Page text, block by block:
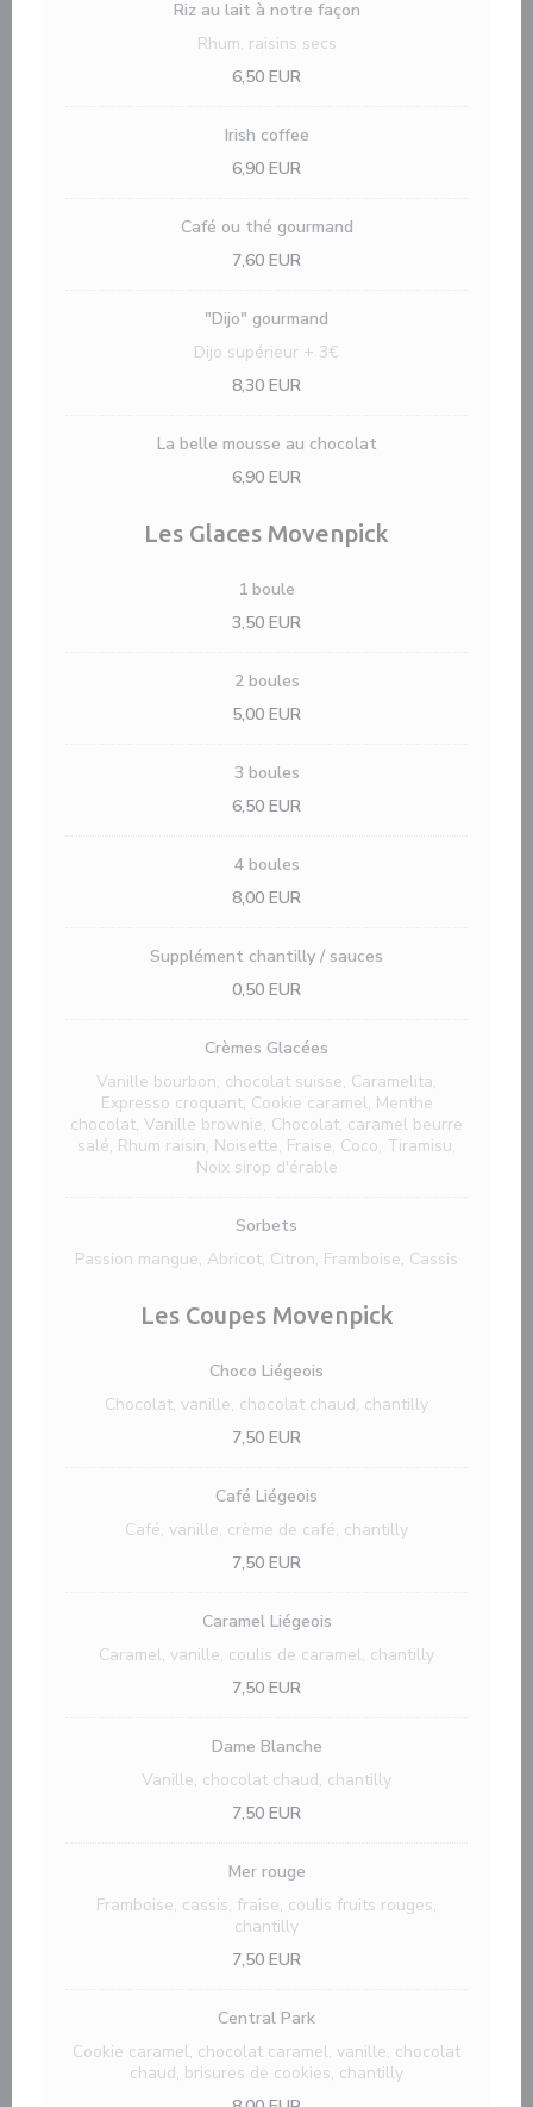
Riz au lait à notre façon
Rhum, raisins secs
6,50 EUR
Irish coffee
6,90 EUR
Café ou thé gourmand
7,60 EUR
"Dijo" gourmand
Dijo supérieur + 3€
8,30 EUR
La belle mousse au chocolat
6,90 EUR
Les Glaces Movenpick
1 boule
3,50 EUR
2 boules
5,00 EUR
3 boules
6,50 EUR
4 boules
8,00 EUR
Supplément chantilly / sauces
0,50 EUR
Crèmes Glacées
Vanille bourbon, chocolat suisse, Caramelita,
Expresso croquant, Cookie caramel, Menthe
chocolat, Vanille brownie, Chocolat, caramel beurre
salé, Rhum raisin, Noisette, Fraise, Coco, Tiramisu,
Noix sirop d'érable
Sorbets
Passion mangue, Abricot, Citron, Framboise, Cassis
Les Coupes Movenpick
Choco Liégeois
Chocolat, vanille, chocolat chaud, chantilly
7,50 EUR
Café Liégeois
Café, vanille, crème de café, chantilly
7,50 EUR
Caramel Liégeois
Caramel, vanille, coulis de caramel, chantilly
7,50 EUR
Dame Blanche
Vanille, chocolat chaud, chantilly
7,50 EUR
Mer rouge
Framboise, cassis, fraise, coulis fruits rouges,
chantilly
7,50 EUR
Central Park
Cookie caramel, chocolat caramel, vanille, chocolat
chaud, brisures de cookies, chantilly